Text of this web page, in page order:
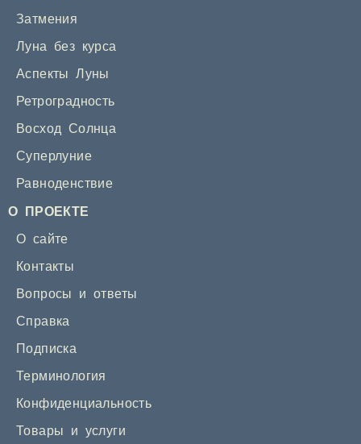
Затмения
Луна без курса
Аспекты Луны
Ретроградность
Восход Солнца
Суперлуние
Равноденствие
О ПРОЕКТЕ
О сайте
Контакты
Вопросы и ответы
Справка
Подписка
Терминология
Конфиденциальность
Товары и услуги